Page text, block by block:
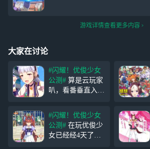
游戏详情查看更多内容
大家在讨论
#闪耀！优俊少女
公测#
叭，看番垂直入
厨，等了这么久终
于开国服了。还在
像萌新一样慢慢探
索 最后，宝宝你
#闪耀！优俊少女
公测# 在玩优俊少
女已经经4天了，